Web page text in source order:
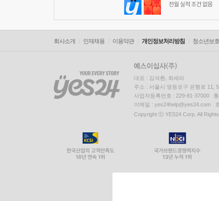
회사소개 인재채용 이용약관 개인정보처리방침 청소년보
대표 : 김석환, 최세라
주소 : 서울시 영등포구 은행로 11,
사업자등록번호 : 229-81-37000
이메일 : yes24help@yes24.com
Copyright ⓒ YES24 Corp. All